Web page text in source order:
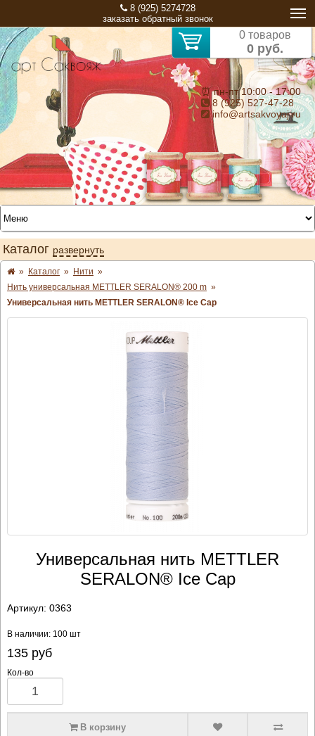
8 (925) 5274728
заказать обратный звонок
0 товаров
0 руб.
⏰ пн-пт 10:00 - 17:00
8 (925) 527-47-28
info@artsakvoyaj.ru
Каталог развернуть
» Каталог » Нити »
Нить универсальная METTLER SERALON® 200 m »
Универсальная нить METTLER SERALON® Ice Cap
Универсальная нить METTLER
SERALON® Ice Cap
Артикул: 0363
В наличии: 100 шт
135руб
Кол-во
В корзину